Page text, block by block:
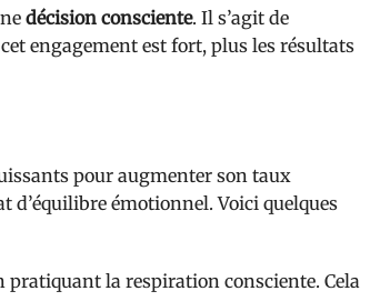
décision consciente. Il s’agit de
engagement est fort, plus les résultats
pour augmenter son taux
d’équilibre émotionnel. Voici quelques
la respiration consciente. Cela